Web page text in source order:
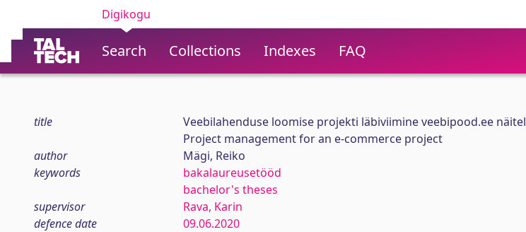
Digikogu
Search Collections Indexes FAQ
title
Veebilahenduse loomise projekti läbiviimine veebipood.ee näitel
Project management for an e-commerce project
author
Mägi, Reiko
keywords
bakalaureusetööd
bachelor's theses
supervisor
Rava, Karin
defence date
09.06.2020